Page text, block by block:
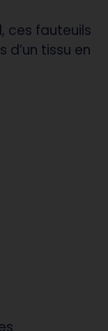
ces fauteuils
tissu en